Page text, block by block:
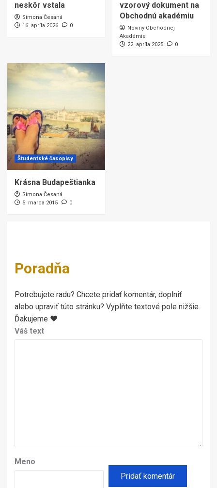
neskôr vstala
Simona Česaná
16. apríla 2026
0
vzorový dokument na
Obchodnú akadémiu
Noviny Obchodnej
Akadémie
22. apríla 2025
0
Študentské časopisy
Krásna Budapeštianka
Simona Česaná
5. marca 2015
0
Poradňa
Potrebujete radu? Chcete pridať komentár, doplniť
alebo upraviť túto stránku? Vyplňte textové pole nižšie.
Ďakujeme ♥
Váš text
Meno